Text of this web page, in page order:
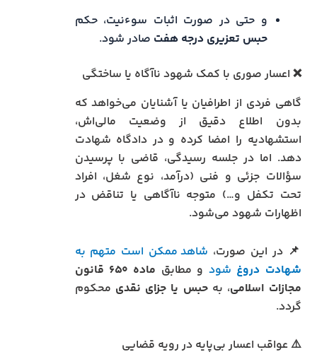
و حتی در صورت اثبات سوءنیت، حکم
حبس تعزیری درجه هفت صادر شود.
❌ اعسار صوری با کمک شهود ناآگاه یا ساختگی
گاهی فردی از اطرافیان یا آشنایان می‌خواهد که
بدون اطلاع دقیق از وضعیت مالی‌اش،
استشهادیه را امضا کرده و در دادگاه شهادت
دهد. اما در جلسه رسیدگی، قاضی با پرسیدن
سؤالات جزئی و فنی (درآمد، نوع شغل، افراد
تحت تکفل و…) متوجه ناآگاهی یا تناقض در
اظهارات شهود می‌شود.
📌 در این صورت، شاهد ممکن است متهم به
شهادت دروغ شود و مطابق
ماده ۶۵۰ قانون
مجازات اسلامی، بهحبس یا جزای نقدی محکوم
گردد.
⚠️ عواقب اعسار بی‌پایه در رویه قضایی